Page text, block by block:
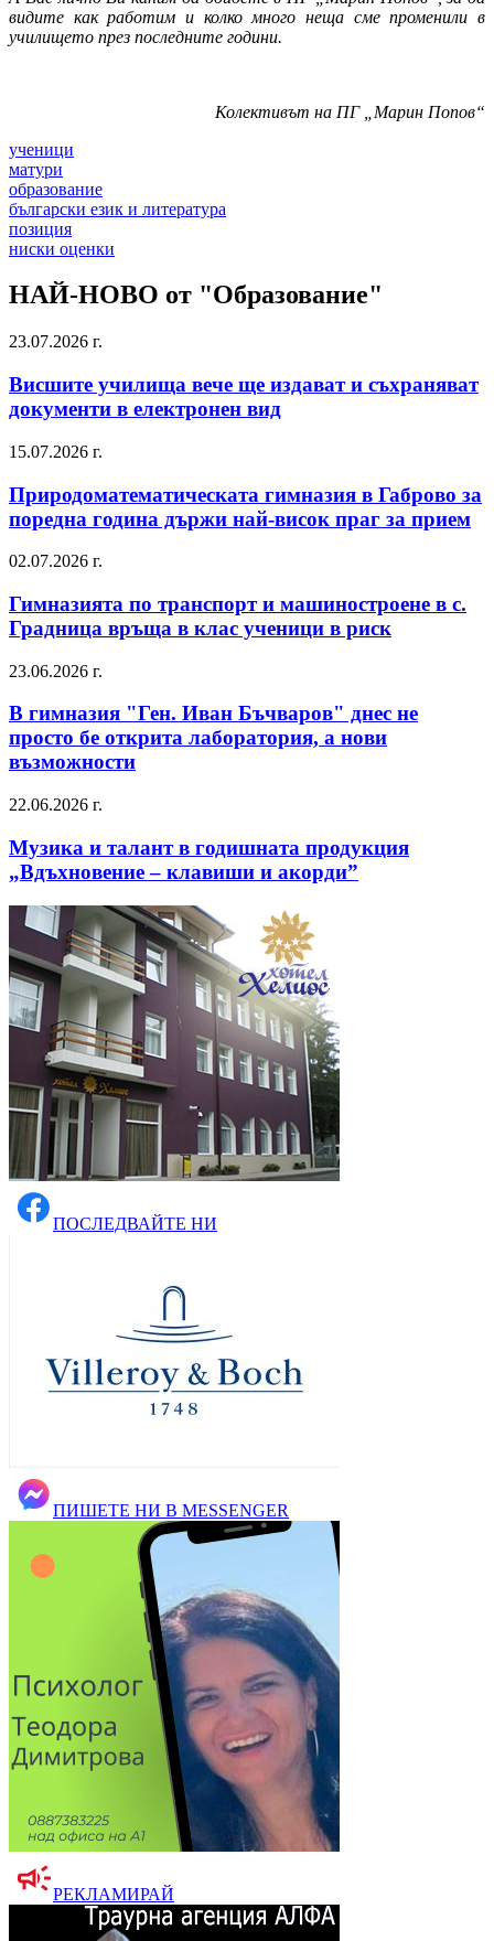
видите как работим и колко много неща сме променили в
училището през последните години.
Колективът на ПГ „Марин Попов“
ученици
матури
образование
български език и литература
позиция
ниски оценки
НАЙ-НОВО от "Образование"
23.07.2026 г.
Висшите училища вече ще издават и съхраняват
документи в електронен вид
15.07.2026 г.
Природоматематическата гимназия в Габрово за
поредна година държи най-висок праг за прием
02.07.2026 г.
Гимназията по транспорт и машиностроене в с.
Градница връща в клас ученици в риск
23.06.2026 г.
В гимназия "Ген. Иван Бъчваров" днес не
просто бе открита лаборатория, а нови
възможности
22.06.2026 г.
Музика и талант в годишната продукция
„Вдъхновение – клавиши и акорди”
ПОСЛЕДВАЙТЕ НИ
ПИШЕТЕ НИ В MESSENGER
РЕКЛАМИРАЙ